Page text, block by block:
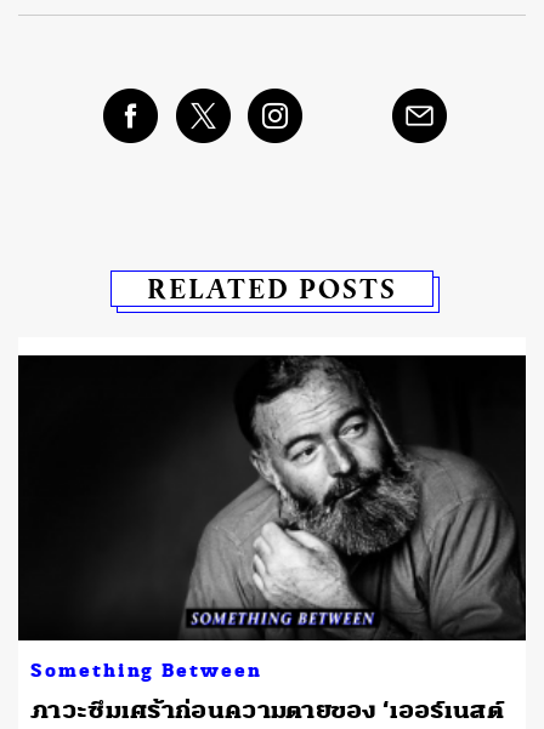
RELATED POSTS
Something Between
ภาวะซึมเศร้าก่อนความตายของ ‘เออร์เนสต์